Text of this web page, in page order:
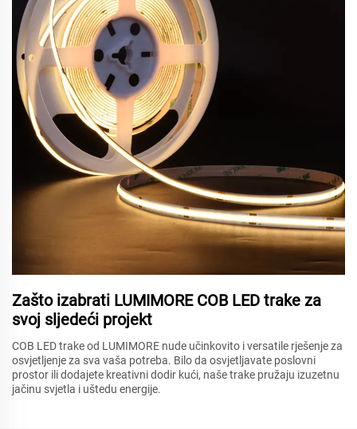
Zašto izabrati LUMIMORE COB LED trake za
svoj sljedeći projekt
COB LED trake od LUMIMORE nude učinkovito i versatile rješenje za
osvjetljenje za sva vaša potreba. Bilo da osvjetljavate poslovni
prostor ili dodajete kreativni dodir kući, naše trake pružaju izuzetnu
jačinu svjetla i uštedu energije.